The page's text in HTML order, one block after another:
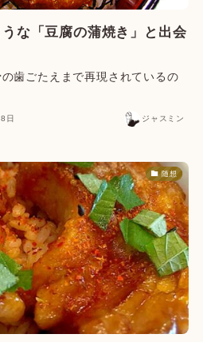
な「豆腐の蒲焼き」と出会
歯ごたえまで再現されているの
日 ジャスミン
随想